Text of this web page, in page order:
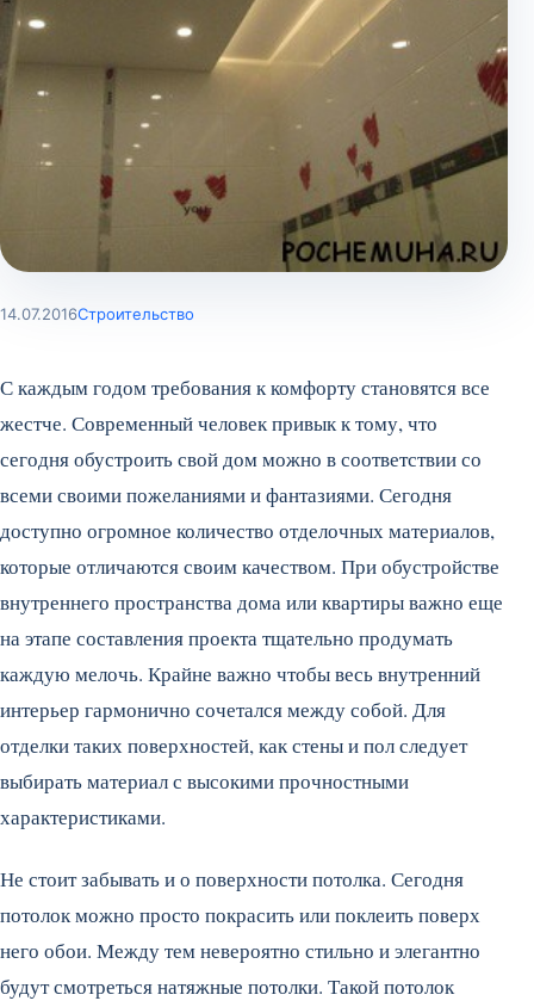
14.07.2016Строительство
С каждым годом требования к комфорту становятся все
жестче. Современный человек привык к тому, что
сегодня обустроить свой дом можно в соответствии со
всеми своими пожеланиями и фантазиями. Сегодня
доступно огромное количество отделочных материалов,
которые отличаются своим качеством. При обустройстве
внутреннего пространства дома или квартиры важно еще
на этапе составления проекта тщательно продумать
каждую мелочь. Крайне важно чтобы весь внутренний
интерьер гармонично сочетался между собой. Для
отделки таких поверхностей, как стены и пол следует
выбирать материал с высокими прочностными
характеристиками.
Не стоит забывать и о поверхности потолка. Сегодня
потолок можно просто покрасить или поклеить поверх
него обои. Между тем невероятно стильно и элегантно
будут смотреться натяжные потолки. Такой потолок